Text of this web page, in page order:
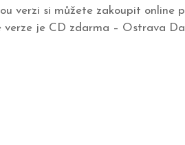
verzi si můžete zakoupit online
verze je CD zdarma – Ostrava